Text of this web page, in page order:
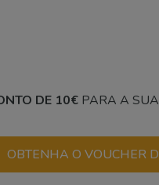
DE 10€PARA A SUA
OBTENHA O VOUCHER